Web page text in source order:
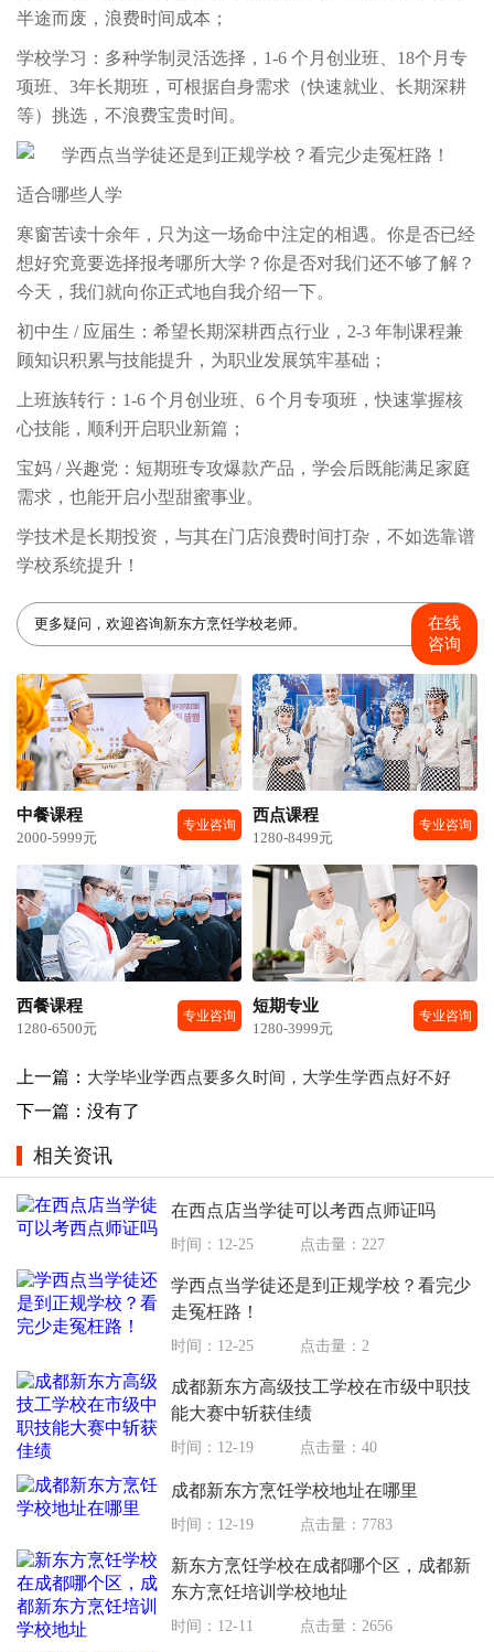
半途而废，浪费时间成本；
学校学习：多种学制灵活选择，1-6 个月创业班、18个月专
项班、3年长期班，可根据自身需求（快速就业、长期深耕
等）挑选，不浪费宝贵时间。
适合哪些人学
寒窗苦读十余年，只为这一场命中注定的相遇。你是否已经
想好究竟要选择报考哪所大学？你是否对我们还不够了解？
今天，我们就向你正式地自我介绍一下。
初中生 / 应届生：希望长期深耕西点行业，2-3 年制课程兼
顾知识积累与技能提升，为职业发展筑牢基础；
上班族转行：1-6 个月创业班、6 个月专项班，快速掌握核
心技能，顺利开启职业新篇；
宝妈 / 兴趣党：短期班专攻爆款产品，学会后既能满足家庭
需求，也能开启小型甜蜜事业。
学技术是长期投资，与其在门店浪费时间打杂，不如选靠谱
学校系统提升！
更多疑问，欢迎咨询新东方烹饪学校老师。
在线
咨询
中餐课程
2000-5999元
专业咨询
西点课程
1280-8499元
专业咨询
西餐课程
1280-6500元
专业咨询
短期专业
1280-3999元
专业咨询
上一篇： 大学毕业学西点要多久时间，大学生学西点好不好
下一篇：没有了
相关资讯
在西点店当学徒可以考西点师证吗
时间：12-25 点击量：227
学西点当学徒还是到正规学校？看完少
走冤枉路！
时间：12-25 点击量：2
成都新东方高级技工学校在市级中职技
能大赛中斩获佳绩
时间：12-19 点击量：40
成都新东方烹饪学校地址在哪里
时间：12-19 点击量：7783
新东方烹饪学校在成都哪个区，成都新
东方烹饪培训学校地址
时间：12-11 点击量：2656